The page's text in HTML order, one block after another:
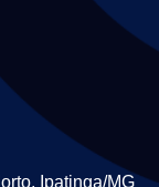
Ipatinga/MG